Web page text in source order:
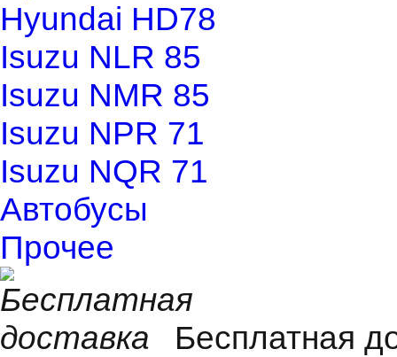
Hyundai HD78
Isuzu NLR 85
Isuzu NMR 85
Isuzu NPR 71
Isuzu NQR 71
Автобусы
Прочее
Бесплатная